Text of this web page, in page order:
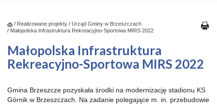
/ Realizowane projekty / Urząd Gminy w Brzeszczach
/ Małopolska Infrastruktura Rekreacyjno-Sportowa MIRS 2022
Małopolska Infrastruktura
Rekreacyjno-Sportowa MIRS 2022
Gmina Brzeszcze pozyskała środki na modernizację stadionu KS
Górnik w Brzeszczach. Na zadanie polegające m. in. przebudowie